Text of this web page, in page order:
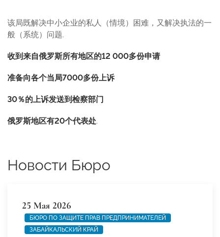
该局既解决中小企业的私人（情境）困难，又解决执法的一
般（系统）问题.
收到来自俄罗斯所有地区的12 000多份申请
准备向各个当局7000多份上诉
30％的上诉发送到检察部门
俄罗斯地区有20个代表处.
Новости Бюро
25 Мая 2026
БЮРО ПО ЗАЩИТЕ ПРАВ ПРЕДПРИНИМАТЕЛЕЙ
ЗАБАЙКАЛЬСКИЙ КРАЙ